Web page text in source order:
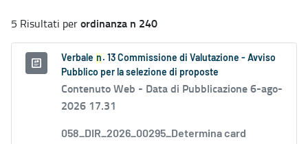
5 Risultati perordinanza n 240
Verbale n . 13 Commissione di Valutazione - Avviso
Pubblico per la selezione di proposte
Contenuto Web - Data di Pubblicazione 6-ago-
2026 17.31
058_DIR_2026_00295_Determina card